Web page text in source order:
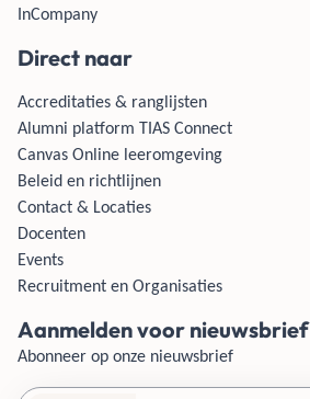
InCompany
Direct naar
Accreditaties & ranglijsten
Alumni platform TIAS Connect
Canvas Online leeromgeving
Beleid en richtlijnen
Contact & Locaties
Docenten
Events
Recruitment en Organisaties
Aanmelden voor nieuwsbrief
Abonneer op onze nieuwsbrief